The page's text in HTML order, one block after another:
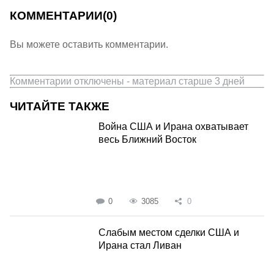
КОММЕНТАРИИ(0)
Вы можете оставить комментарии.
Комментарии отключены - материал старше 3 дней
ЧИТАЙТЕ ТАКЖЕ
Война США и Ирана охватывает
весь Ближний Восток
0 3085 0
Слабым местом сделки США и
Ирана стал Ливан